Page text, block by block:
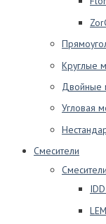
Круглые
Двойные
Угловая
Смесители